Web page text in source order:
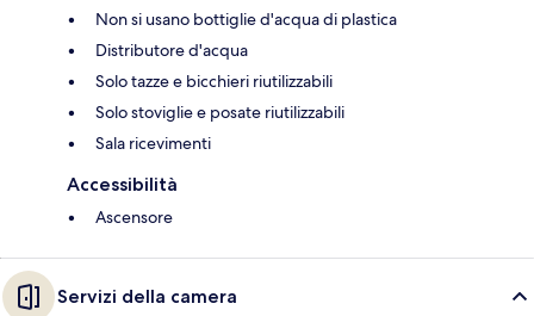
Non si usano bottiglie d'acqua di plastica
Distributore d'acqua
Solo tazze e bicchieri riutilizzabili
Solo stoviglie e posate riutilizzabili
Sala ricevimenti
Accessibilità
Ascensore
Servizi della camera